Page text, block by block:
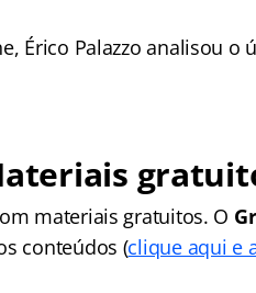
Érico Palazzo analisou
materiais gratuitos. O
conteúdos (clique aqui e